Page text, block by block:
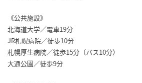
《公共施設》
北海道大学／電車19分
JR札幌病院／徒歩10分
札幌厚生病院／徒歩15分（バス10分）
大通公園／徒歩9分